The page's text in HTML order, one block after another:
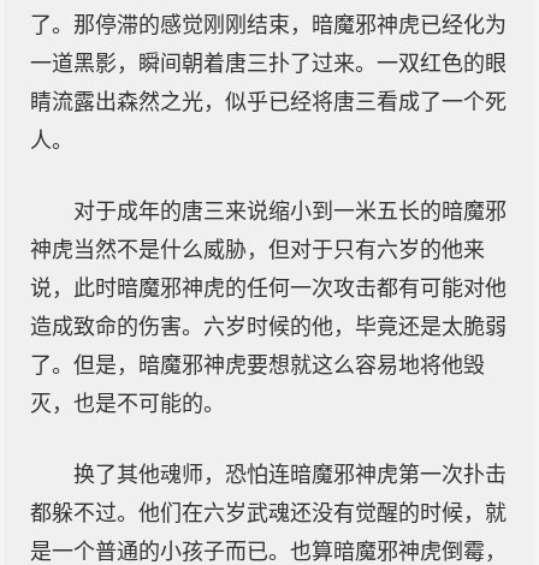
了。那停滞的感觉刚刚结束，暗魔邪神虎已经化为
一道黑影，瞬间朝着唐三扑了过来。一双红色的眼
睛流露出森然之光，似乎已经将唐三看成了一个死
人。
对于成年的唐三来说缩小到一米五长的暗魔邪
神虎当然不是什么威胁，但对于只有六岁的他来
说，此时暗魔邪神虎的任何一次攻击都有可能对他
造成致命的伤害。六岁时候的他，毕竟还是太脆弱
了。但是，暗魔邪神虎要想就这么容易地将他毁
灭，也是不可能的。
换了其他魂师，恐怕连暗魔邪神虎第一次扑击
都躲不过。他们在六岁武魂还没有觉醒的时候，就
是一个普通的小孩子而已。也算暗魔邪神虎倒霉，